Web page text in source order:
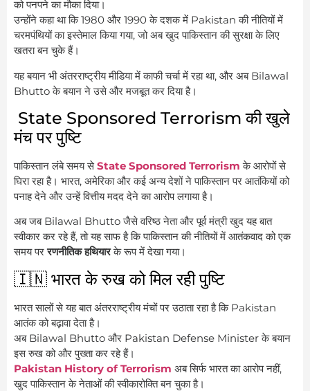
को पनपने का मौका दिया।
उन्होंने कहा था कि 1980 और 1990 के दशक में Pakistan की नीतियों में
चरमपंथियों का इस्तेमाल किया गया, जो अब खुद पाकिस्तान की सुरक्षा के लिए
खतरा बन चुके हैं।
यह बयान भी अंतरराष्ट्रीय मीडिया में काफी चर्चा में रहा था, और अब Bilawal
Bhutto के बयान ने उसे और मजबूत कर दिया है।
State Sponsored Terrorism की खुले
मंच पर पुष्टि
पाकिस्तान लंबे समय सेState Sponsored Terrorism के आरोपों से
घिरा रहा है। भारत, अमेरिका और कई अन्य देशों ने पाकिस्तान पर आतंकियों को
पनाह देने और उन्हें वित्तीय मदद देने का आरोप लगाया है।
अब जब Bilawal Bhutto जैसे वरिष्ठ नेता और पूर्व मंत्री खुद यह बात
स्वीकार कर रहे हैं, तो यह साफ है कि पाकिस्तान की नीतियों में आतंकवाद को एक
समय पररणनीतिक हथियारके रूप में देखा गया।
🇮🇳 भारत के रुख को मिल रही पुष्टि
भारत सालों से यह बात अंतरराष्ट्रीय मंचों पर उठाता रहा है कि Pakistan
आतंक को बढ़ावा देता है।
अब Bilawal Bhutto और Pakistan Defense Minister के बयान
इस रुख को और पुख्ता कर रहे हैं।
Pakistan History of Terrorism अब सिर्फ भारत का आरोप नहीं,
खुद पाकिस्तान के नेताओं की स्वीकारोक्ति बन चुका है।